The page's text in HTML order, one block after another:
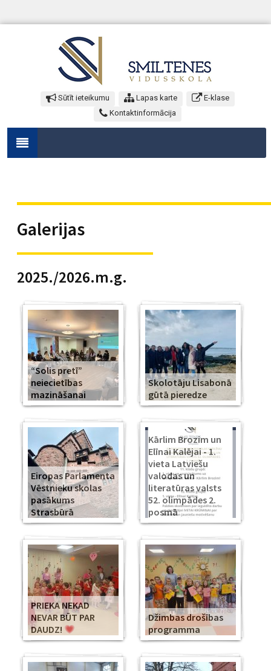
Sūtīt ieteikumu Lapas karte
E-klase
Kontaktinformācija
Galerijas
2025./2026.m.g.
“Solis pretī”
neiecietības
mazināšanai
Skolotāju Lisabonā
gūtā pieredze
Eiropas Parlamenta
Vēstnieku skolas
pasākums
Strasbūrā
Kārlim Brozim un
Elīnai Kalējai - 1.
vieta Latviešu
valodas un
literatūras valsts
52. olimpādes 2.
posmā
PRIEKA NEKAD
NEVAR BŪT PAR
DAUDZ!
Džimbas drošības
programma